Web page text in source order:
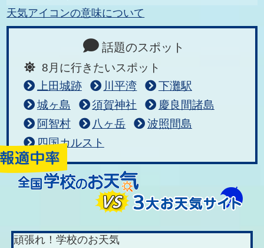
天気アイコンの意味について
話題のスポット
8月に行きたいスポット
上田城跡
川平湾
下灘駅
城ヶ島
須賀神社
慶良間諸島
阿智村
八ヶ岳
波照間島
四国カルスト
頑張れ！学校のお天気